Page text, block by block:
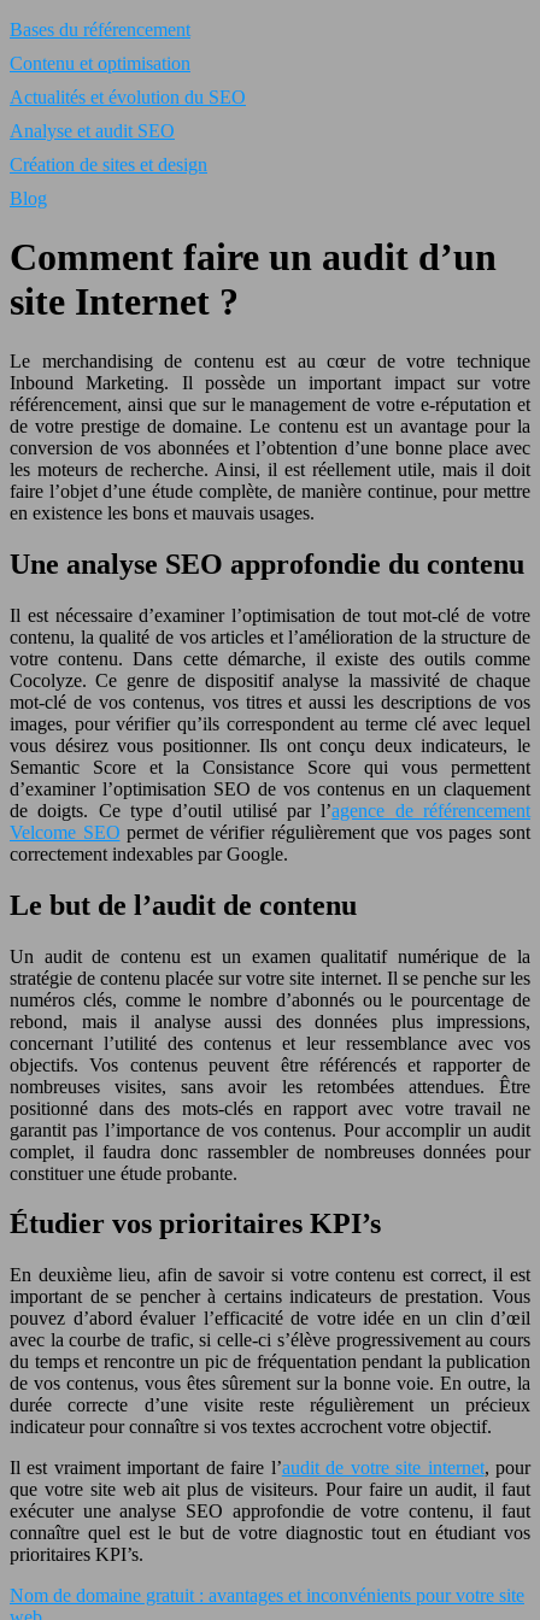
Bases du référencement
Contenu et optimisation
Actualités et évolution du SEO
Analyse et audit SEO
Création de sites et design
Blog
Comment faire un audit d’un
site Internet ?
Le merchandising de contenu est au cœur de votre technique
Inbound Marketing. Il possède un important impact sur votre
référencement, ainsi que sur le management de votre e-réputation et
de votre prestige de domaine. Le contenu est un avantage pour la
conversion de vos abonnées et l’obtention d’une bonne place avec
les moteurs de recherche. Ainsi, il est réellement utile, mais il doit
faire l’objet d’une étude complète, de manière continue, pour mettre
en existence les bons et mauvais usages.
Une analyse SEO approfondie du contenu
Il est nécessaire d’examiner l’optimisation de tout mot-clé de votre
contenu, la qualité de vos articles et l’amélioration de la structure de
votre contenu. Dans cette démarche, il existe des outils comme
Cocolyze. Ce genre de dispositif analyse la massivité de chaque
mot-clé de vos contenus, vos titres et aussi les descriptions de vos
images, pour vérifier qu’ils correspondent au terme clé avec lequel
vous désirez vous positionner. Ils ont conçu deux indicateurs, le
Semantic Score et la Consistance Score qui vous permettent
d’examiner l’optimisation SEO de vos contenus en un claquement
de doigts. Ce type d’outil utilisé par l’agence de référencement
Velcome SEO permet de vérifier régulièrement que vos pages sont
correctement indexables par Google.
Le but de l’audit de contenu
Un audit de contenu est un examen qualitatif numérique de la
stratégie de contenu placée sur votre site internet. Il se penche sur les
numéros clés, comme le nombre d’abonnés ou le pourcentage de
rebond, mais il analyse aussi des données plus impressions,
concernant l’utilité des contenus et leur ressemblance avec vos
objectifs. Vos contenus peuvent être référencés et rapporter de
nombreuses visites, sans avoir les retombées attendues. Être
positionné dans des mots-clés en rapport avec votre travail ne
garantit pas l’importance de vos contenus. Pour accomplir un audit
complet, il faudra donc rassembler de nombreuses données pour
constituer une étude probante.
Étudier vos prioritaires KPI’s
En deuxième lieu, afin de savoir si votre contenu est correct, il est
important de se pencher à certains indicateurs de prestation. Vous
pouvez d’abord évaluer l’efficacité de votre idée en un clin d’œil
avec la courbe de trafic, si celle-ci s’élève progressivement au cours
du temps et rencontre un pic de fréquentation pendant la publication
de vos contenus, vous êtes sûrement sur la bonne voie. En outre, la
durée correcte d’une visite reste régulièrement un précieux
indicateur pour connaître si vos textes accrochent votre objectif.
Il est vraiment important de faire l’audit de votre site internet, pour
que votre site web ait plus de visiteurs. Pour faire un audit, il faut
exécuter une analyse SEO approfondie de votre contenu, il faut
connaître quel est le but de votre diagnostic tout en étudiant vos
prioritaires KPI’s.
Nom de domaine gratuit : avantages et inconvénients pour votre site